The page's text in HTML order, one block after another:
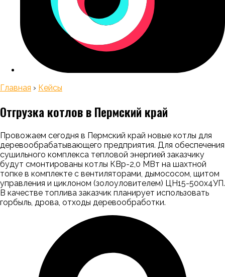
Главная › Кейсы
Отгрузка котлов в Пермский край
Провожаем сегодня в Пермский край новые котлы для
деревообрабатывающего предприятия. Для обеспечения
сушильного комплекса тепловой энергией заказчику
будут смонтированы котлы КВр-2,0 МВт на шахтной
топке в комплекте с вентиляторами, дымососом, щитом
управления и циклоном (золоуловителем) ЦН15-500х4УП.
В качестве топлива заказчик планирует использовать
горбыль, дрова, отходы деревообработки.